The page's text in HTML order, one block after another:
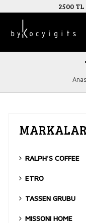
2500 TL
RALPH'S COFFEE
ETRO
TASSEN GRUBU
MISSONI HOME